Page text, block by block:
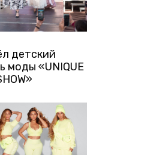
детский
моды «UNIQUE